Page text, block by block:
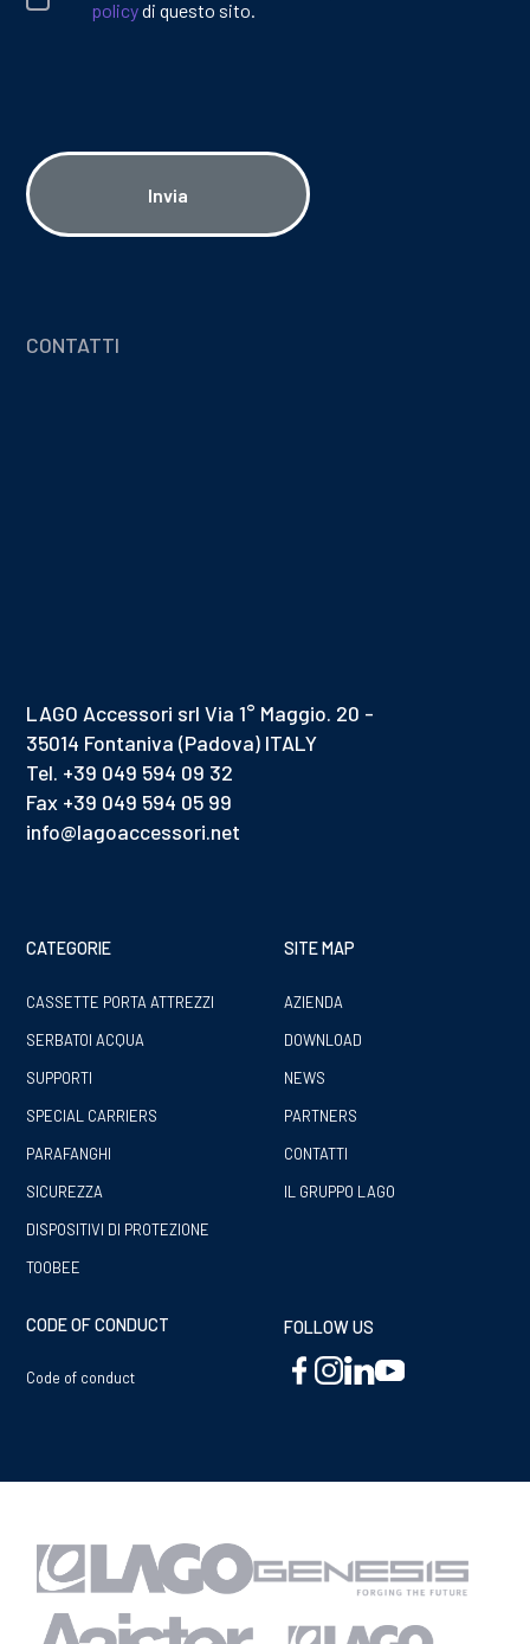
policydi questo sito.
Invia
CONTATTI
LAGO Accessori srl Via 1° Maggio. 20 -
35014 Fontaniva (Padova) ITALY
Tel. +39 049 594 09 32
Fax +39 049 594 05 99
info@lagoaccessori.net
CATEGORIE
CASSETTE PORTA ATTREZZI
SERBATOI ACQUA
SUPPORTI
SPECIAL CARRIERS
PARAFANGHI
SICUREZZA
DISPOSITIVI DI PROTEZIONE
TOOBEE
SITE MAP
AZIENDA
DOWNLOAD
NEWS
PARTNERS
CONTATTI
IL GRUPPO LAGO
CODE OF CONDUCT
Code of conduct
FOLLOW US